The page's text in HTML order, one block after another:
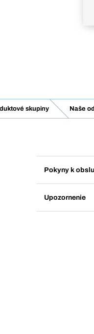
skupiny Naše
Pokyny k
Upozornenie